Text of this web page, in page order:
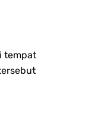
tempat